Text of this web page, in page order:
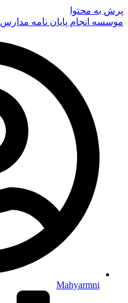
پرش به محتوا
موسسه انجام پایان نامه مدارس
Mahyarmni